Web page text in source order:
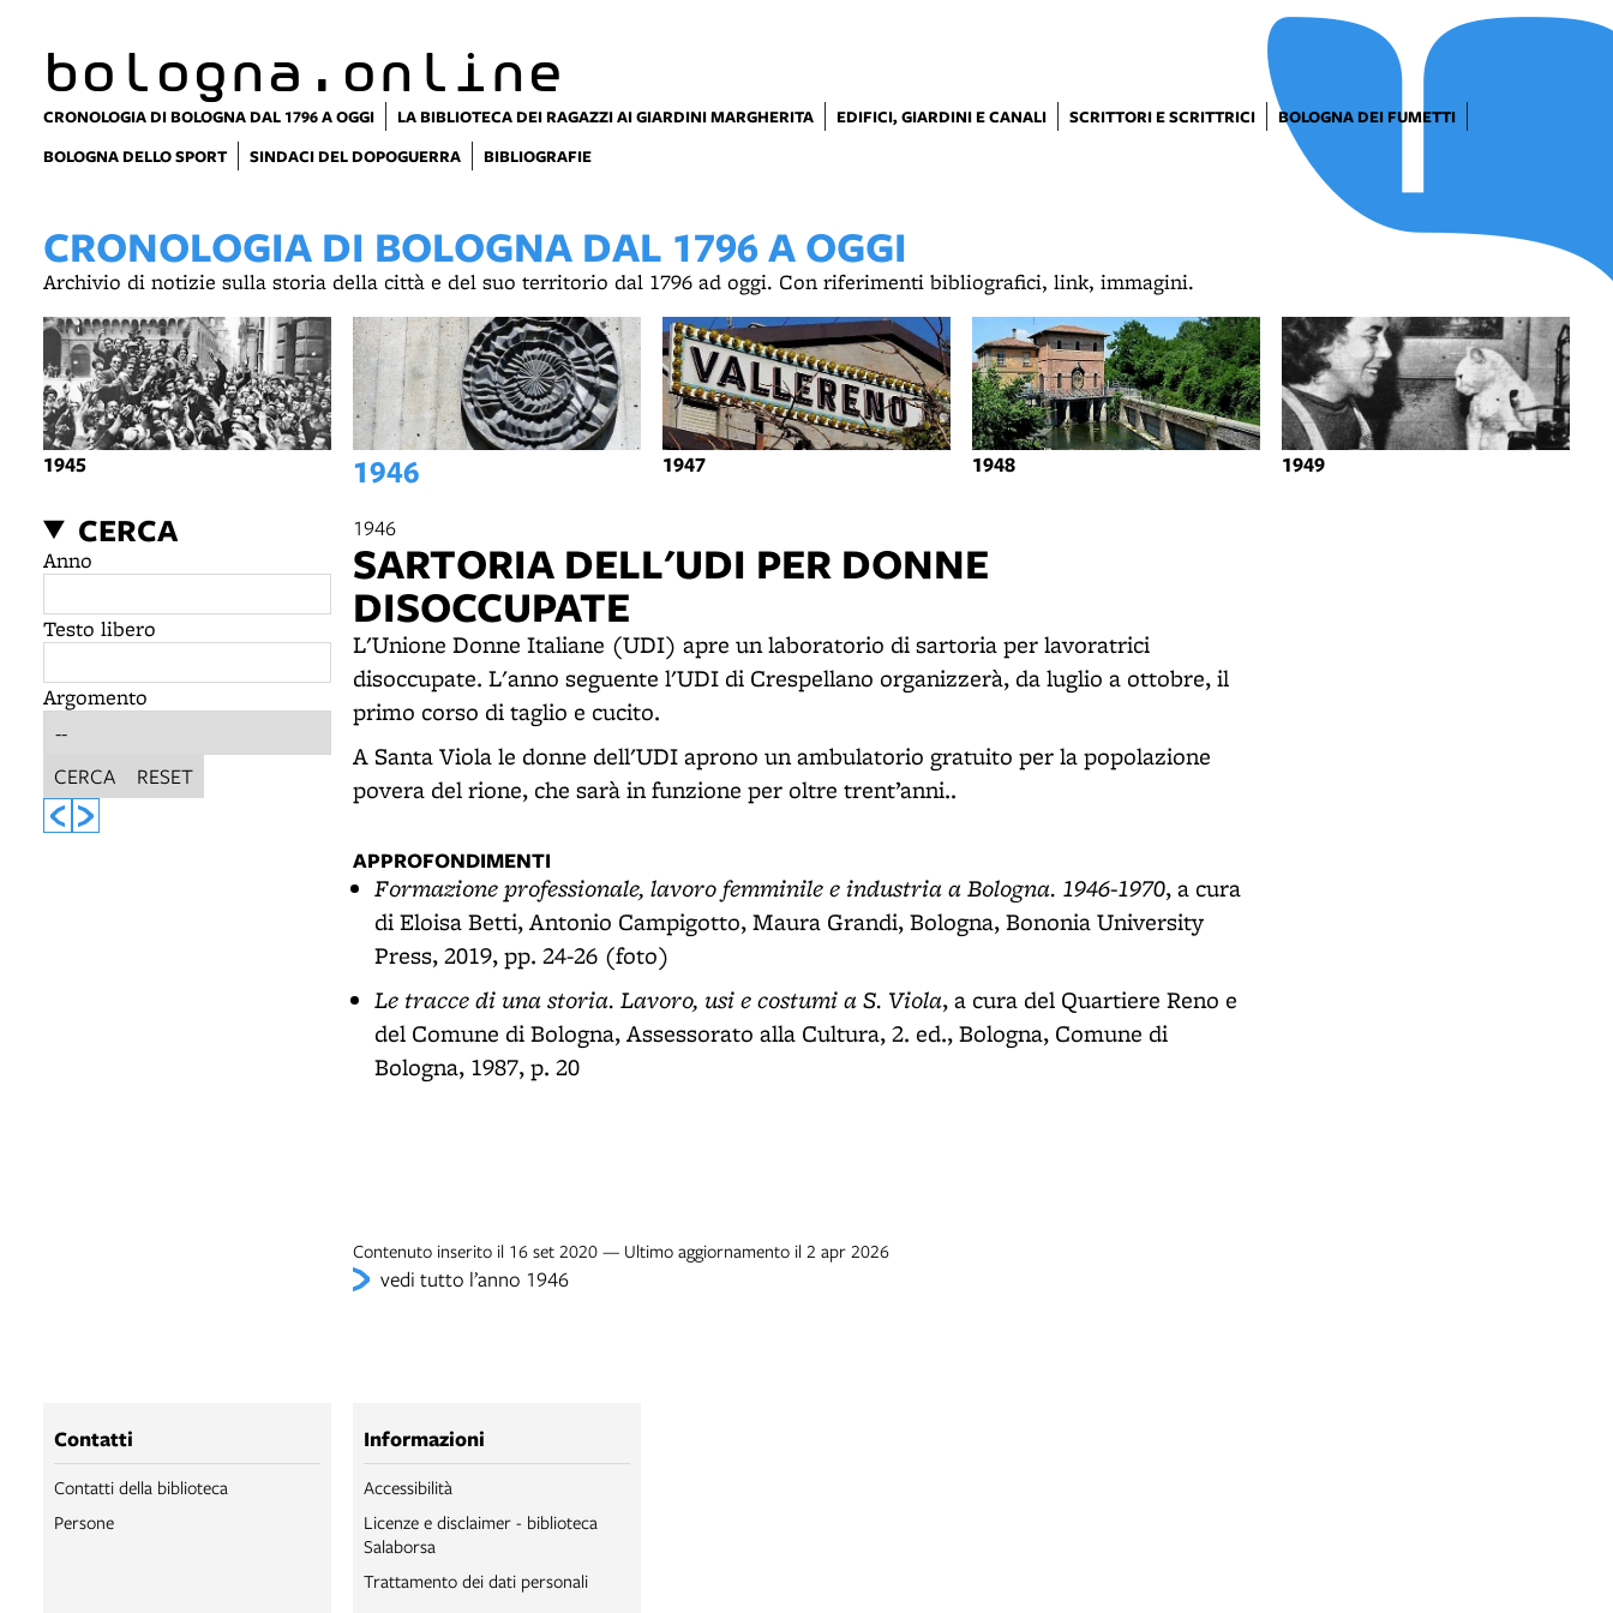
bologna.online
CRONOLOGIA DI BOLOGNA DAL 1796 A OGGI LA BIBLIOTECA DEI RAGAZZI AI GIARDINI MARGHERITA EDIFICI, GIARDINI E CANALI SCRITTORI E SCRITTRICI
BOLOGNA DEI FUMETTI
BOLOGNA DELLO SPORT
SINDACI DEL DOPOGUERRA BIBLIOGRAFIE
CRONOLOGIA DI BOLOGNA DAL 1796 A OGGI
Archivio di notizie sulla storia della città e del suo territorio dal 1796 ad oggi. Con riferimenti bibliografici, link, immagini.
1945 1946 1947 1948 1949
CERCA
Anno
Testo libero
Argomento
CERCA RESET
1946
SARTORIA DELL'UDI PER DONNE
DISOCCUPATE
L'Unione Donne Italiane (UDI) apre un laboratorio di sartoria per lavoratrici
disoccupate. L'anno seguente l'UDI di Crespellano organizzerà, da luglio a ottobre, il
primo corso di taglio e cucito.
A Santa Viola le donne dell'UDI aprono un ambulatorio gratuito per la popolazione
povera del rione, che sarà in funzione per oltre trent’anni..
APPROFONDIMENTI
Formazione professionale, lavoro femminile e industria a Bologna. 1946-1970, a cura
di Eloisa Betti, Antonio Campigotto, Maura Grandi, Bologna, Bononia University
Press, 2019, pp. 24-26 (foto)
Le tracce di una storia. Lavoro, usi e costumi a S. Viola, a cura del Quartiere Reno e
del Comune di Bologna, Assessorato alla Cultura, 2. ed., Bologna, Comune di
Bologna, 1987, p. 20
Contenuto inserito il 16 set 2020 — Ultimo aggiornamento il 2 apr 2026
vedi tutto l’anno 1946
Contatti
Contatti della biblioteca
Persone
Informazioni
Accessibilità
Licenze e disclaimer - biblioteca
Salaborsa
Trattamento dei dati personali